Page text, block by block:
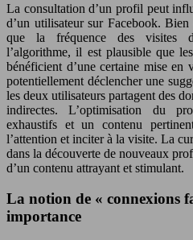
La consultation d’un profil peut
d’un utilisateur sur Facebook.
que la fréquence des visites
l’algorithme, il est plausible que
bénéficient d’une certaine mise
potentiellement déclencher une
les deux utilisateurs partagent des
indirectes. L’optimisation du
exhaustifs et un contenu
l’attention et inciter à la visite. La
dans la découverte de nouveaux
d’un contenu attrayant et stimulant.
La notion de « connexions
importance